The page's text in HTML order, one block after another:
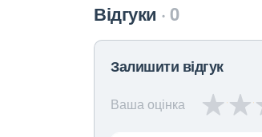
Відгуки 0
Залишити відгук
Ваша оцінка